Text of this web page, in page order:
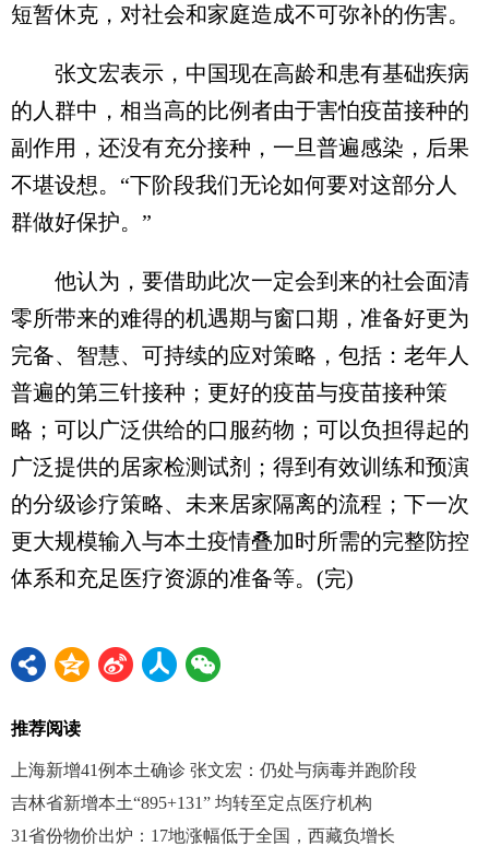
短暂休克，对社会和家庭造成不可弥补的伤害。
张文宏表示，中国现在高龄和患有基础疾病
的人群中，相当高的比例者由于害怕疫苗接种的
副作用，还没有充分接种，一旦普遍感染，后果
不堪设想。“下阶段我们无论如何要对这部分人
群做好保护。”
他认为，要借助此次一定会到来的社会面清
零所带来的难得的机遇期与窗口期，准备好更为
完备、智慧、可持续的应对策略，包括：老年人
普遍的第三针接种；更好的疫苗与疫苗接种策
略；可以广泛供给的口服药物；可以负担得起的
广泛提供的居家检测试剂；得到有效训练和预演
的分级诊疗策略、未来居家隔离的流程；下一次
更大规模输入与本土疫情叠加时所需的完整防控
体系和充足医疗资源的准备等。(完)
推荐阅读
上海新增41例本土确诊 张文宏：仍处与病毒并跑阶段
吉林省新增本土“895+131” 均转至定点医疗机构
31省份物价出炉：17地涨幅低于全国，西藏负增长